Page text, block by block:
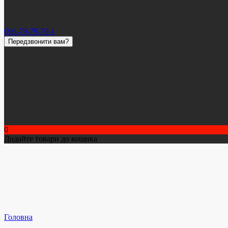
096-79-79-79-1
Передзвонити вам?
0
Додайте товари до кошика
Головна